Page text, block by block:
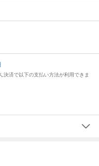
決済で以下の支払い方法が利用できま